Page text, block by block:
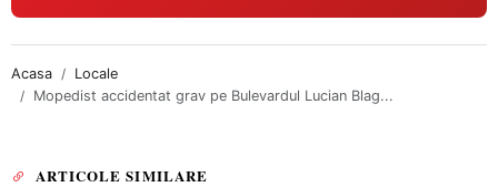
Acasa
Locale
Mopedist accidentat grav pe Bulevardul Lucian Blag...
ARTICOLE SIMILARE